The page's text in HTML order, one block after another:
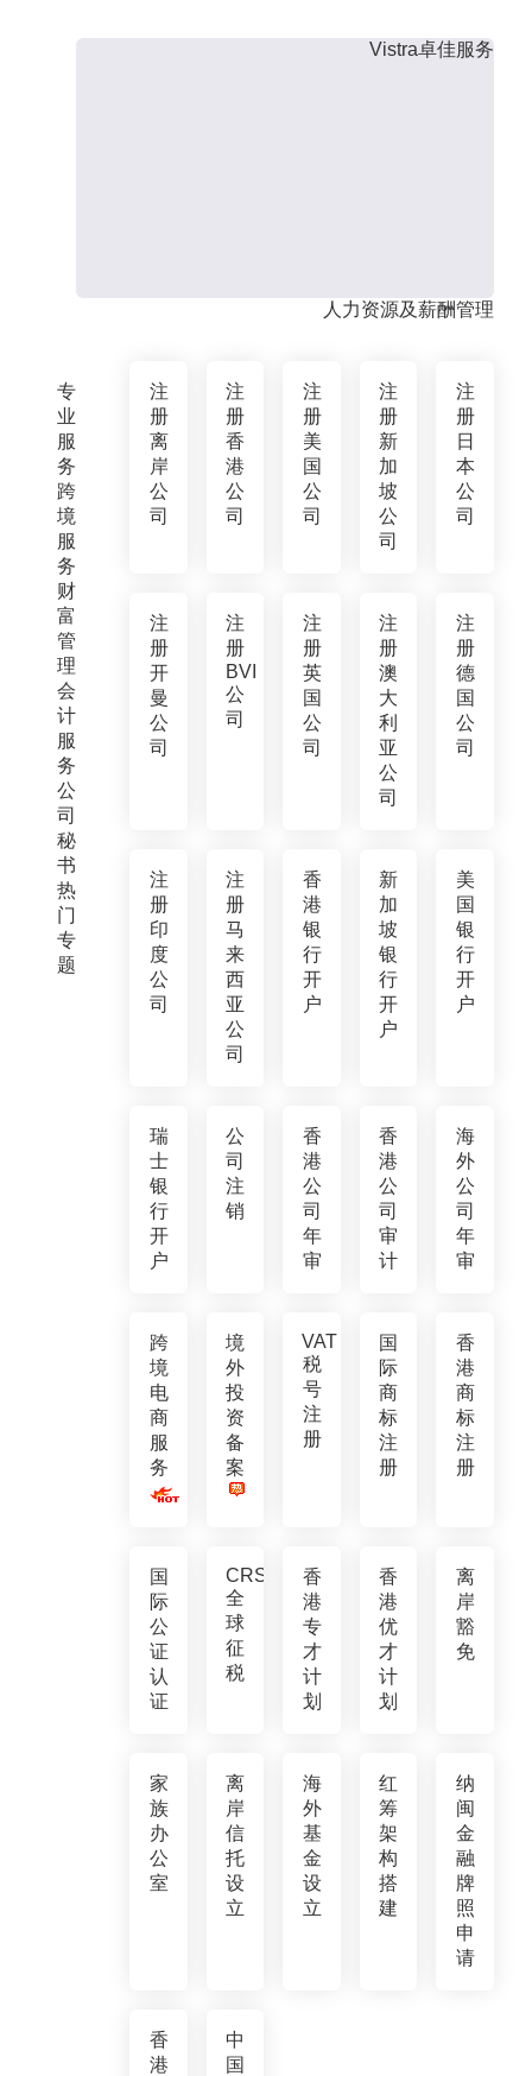
专
业
服
务
跨
境
服
务
财
富
管
理
会
计
服
务
公
司
秘
书
热
门
专
题
Vistra卓佳服务
人力资源及薪酬管理
注
册
离
岸
公
司
注
册
香
港
公
司
注
册
美
国
公
司
注
册
新
加
坡
公
司
注
册
日
本
公
司
注
册
开
曼
公
司
注
册
BVI
公
司
注
册
英
国
公
司
注
册
澳
大
利
亚
公
司
注
册
德
国
公
司
注
册
印
度
公
司
注
册
马
来
西
亚
公
司
香
港
银
行
开
户
新
加
坡
银
行
开
户
美
国
银
行
开
户
瑞
士
银
行
开
户
公
司
注
销
香
港
公
司
年
审
香
港
公
司
审
计
海
外
公
司
年
审
跨
境
电
商
服
务
境
外
投
资
备
案
VAT
税
号
注
册
国
际
商
标
注
册
香
港
商
标
注
册
国
际
公
证
认
证
CRS
全
球
征
税
香
港
专
才
计
划
香
港
优
才
计
划
离
岸
豁
免
家
族
办
公
室
离
岸
信
托
设
立
海
外
基
金
设
立
红
筹
架
构
搭
建
纳
闽
金
融
牌
照
申
请
香
港
中
国